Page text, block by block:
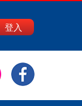
登入